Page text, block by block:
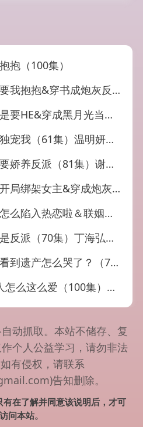
抱（100集）
成炮灰反派要我抱抱（55集）AI短剧
黑月光当然是要HE（53集）AI短剧
我（61集）温明妍&东池
派（81集）谢鸿鑫&崔十一
灰反派，我反手攻略女主（80集）余戬&王思思
姻对象是我的死对头（80集）石佳＆白野
（70集）丁海弘＆张雅妮
了？（70集）霍俊全＆金珊＆曹瑶佳
么爱（100集）李岳＆曲笑孝
动抓取。本站不储存、复
个人公益学习，请勿非法
有侵权，请联系
告知删除。
在了解并同意该说明后，才可
问本站。